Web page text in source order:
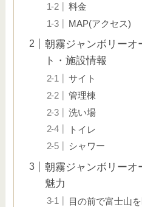
料金
MAP(アクセス)
朝霧ジャンボリーオ
ト・施設情報
サイト
管理棟
洗い場
トイレ
シャワー
朝霧ジャンボリーオ
魅力
目の前で富士山